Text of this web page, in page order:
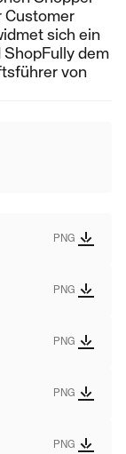
Customer
sich ein
dem
von
PNG
PNG
PNG
PNG
PNG